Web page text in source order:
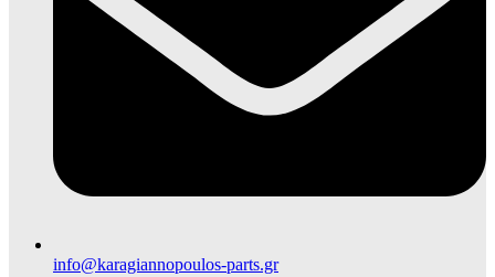
info@karagiannopoulos-parts.gr